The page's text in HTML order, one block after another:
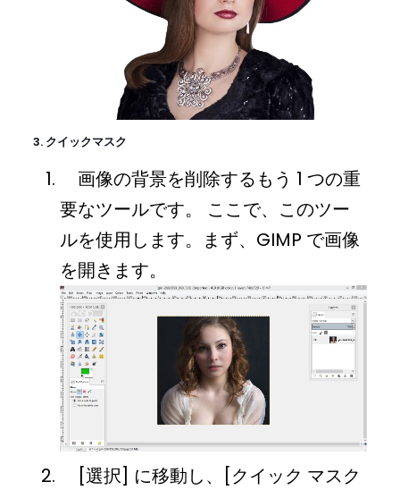
3. クイックマスク
画像の背景を削除するもう 1 つの重
要なツールです。 ここで、このツー
ルを使用します。まず、GIMP で画像
を開きます。
[選択] に移動し、[クイック マスク